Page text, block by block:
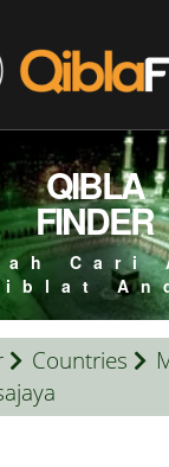
QIBLA
FINDER
Cari
Countries